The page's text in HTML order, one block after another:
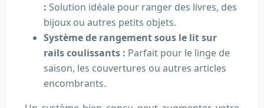
: Solution idéale pour ranger des livres, des
bijoux ou autres petits objets.
Système de rangement sous le lit sur
rails coulissants : Parfait pour le linge de
saison, les couvertures ou autres articles
encombrants.